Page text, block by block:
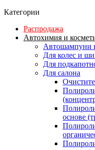
Категории
Распродажа
Автохимия и
Автошампуни
Для колес и
Для
Для салона
основе